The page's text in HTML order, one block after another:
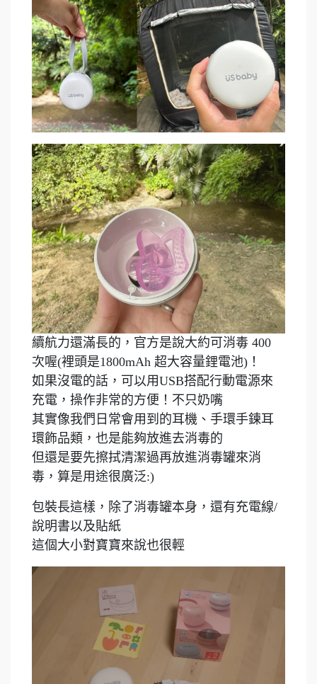
續航力還滿長的，官方是說大約可消毒 400
次喔(裡頭是1800mAh 超大容量鋰電池)！
如果沒電的話，可以用USB搭配行動電源來
充電，操作非常的方便！不只奶嘴
其實像我們日常會用到的耳機、手環手鍊耳
環飾品類，也是能夠放進去消毒的
但還是要先擦拭清潔過再放進消毒罐來消
毒，算是用途很廣泛:)
包裝長這樣，除了消毒罐本身，還有充電線/
說明書以及貼紙
這個大小對寶寶來說也很輕